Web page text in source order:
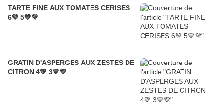
TARTE FINE AUX TOMATES CERISES
6💚 5💙💜
GRATIN D'ASPERGES AUX ZESTES DE
CITRON 4💚 3💙💜